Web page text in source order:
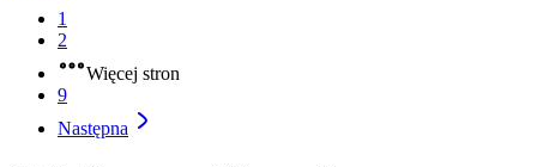
1
2
Więcej stron
9
Następna